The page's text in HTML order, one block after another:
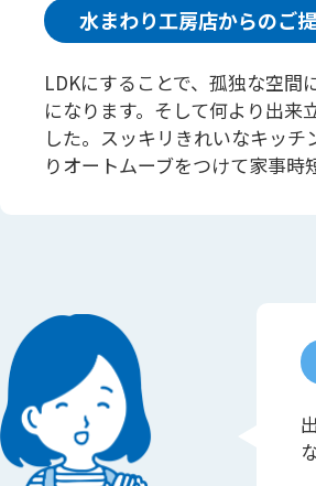
水まわり工房店からのご
LDKにすることで、孤独な空間
になります。そして何より出来
した。スッキリきれいなキッ
りオートムーブをつけて家事時